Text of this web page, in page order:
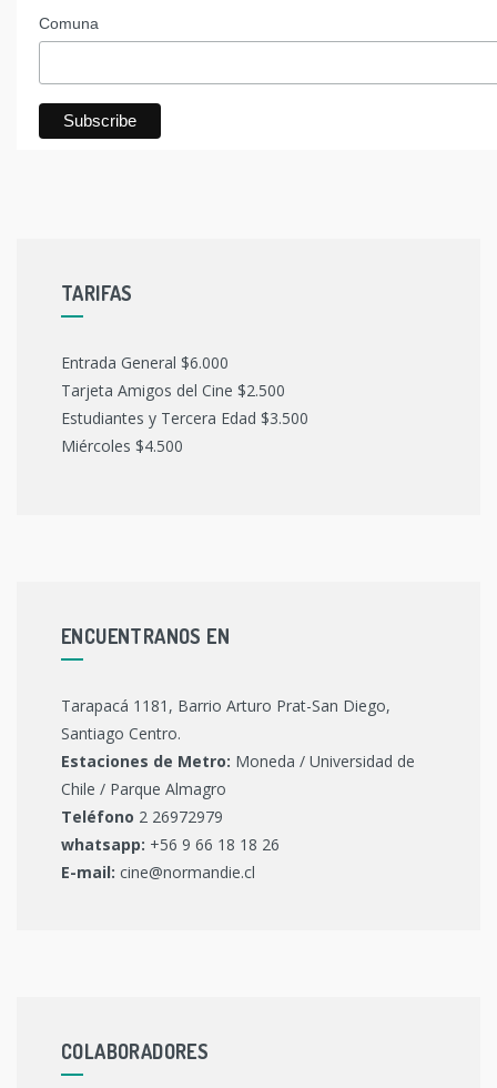
Comuna
TARIFAS
Entrada General $6.000
Tarjeta Amigos del Cine $2.500
Estudiantes y Tercera Edad $3.500
Miércoles $4.500
ENCUENTRANOS EN
Tarapacá 1181, Barrio Arturo Prat-San Diego,
Santiago Centro.
Estaciones de Metro: Moneda / Universidad de
Chile / Parque Almagro
Teléfono 2 26972979
whatsapp: +56 9 66 18 18 26
E-mail: cine@normandie.cl
COLABORADORES